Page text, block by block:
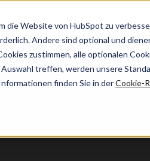
die Website von HubSpot zu
Andere sind optional und
zustimmen, alle optionalen
treffen, werden unsere
finden Sie in derCookie-
durch